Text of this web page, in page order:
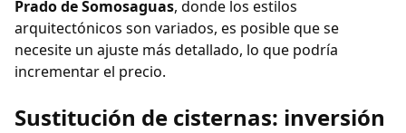
Prado de Somosaguas, donde los estilos
arquitectónicos son variados, es posible que se
necesite un ajuste más detallado, lo que podría
incrementar el precio.
Sustitución de cisternas: inversión